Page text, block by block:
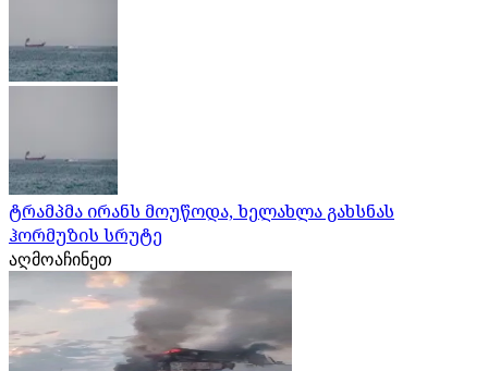
ტრამპმა ირანს მოუწოდა, ხელახლა გახსნას
ჰორმუზის სრუტე
აღმოაჩინეთ